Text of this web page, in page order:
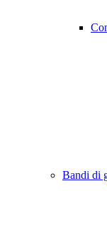
Bandi di